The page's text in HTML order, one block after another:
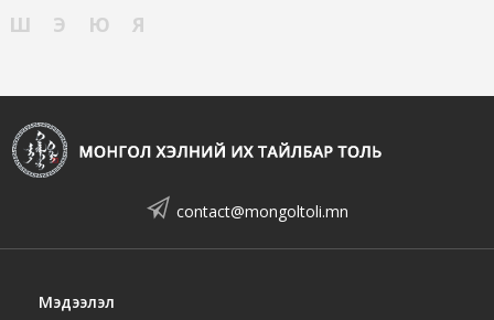
Ш
Э Ю Я
contact@mongoltoli.mn
Мэдээлэл